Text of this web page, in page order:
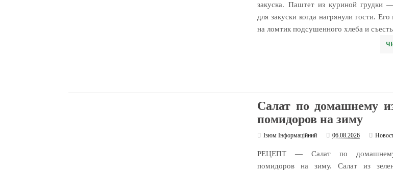
закуска. Паштет из куриной грудки
для закуски когда нагрянули гости.
на ломтик подсушенного хлеба и
Салат по домашнему
помидоров на зиму
Ізюм Інформаційний 06.08.2026
РЕЦЕПТ — Салат по
помидоров на зиму. Салат из